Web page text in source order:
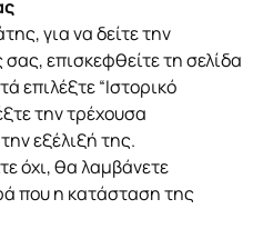
για να δείτε την
επισκεφθείτε τη σελίδα
επιλέξτε “Ιστορικό
την τρέχουσα
εξέλιξή της.
όχι, θα λαμβάνετε
που η κατάσταση της